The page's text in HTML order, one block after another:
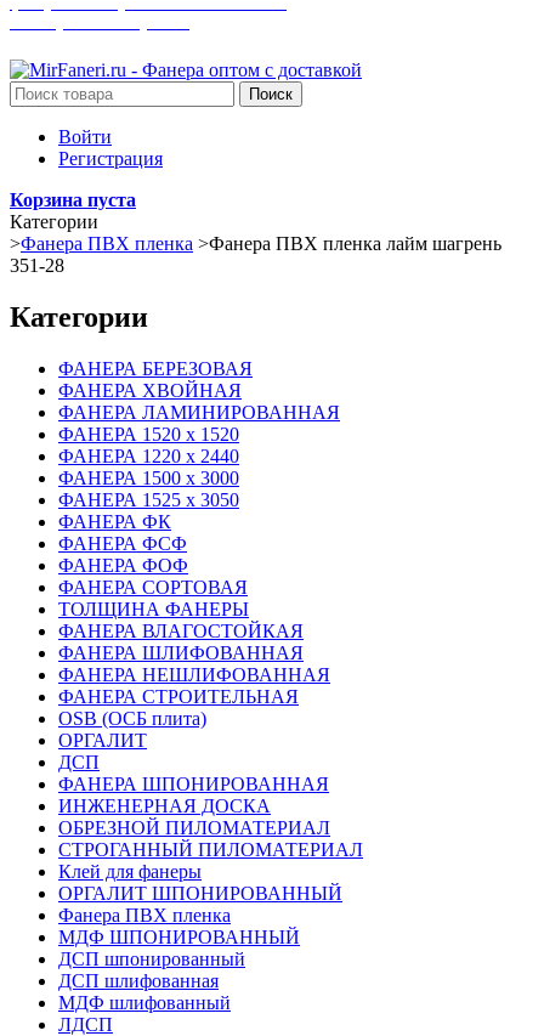
Поиск
Войти
Регистрация
Корзина пуста
Категории
>Фанера ПВХ пленка >Фанера ПВХ пленка лайм шагрень
351-28
Категории
ФАНЕРА БЕРЕЗОВАЯ
ФАНЕРА ХВОЙНАЯ
ФАНЕРА ЛАМИНИРОВАННАЯ
ФАНЕРА 1520 х 1520
ФАНЕРА 1220 х 2440
ФАНЕРА 1500 х 3000
ФАНЕРА 1525 х 3050
ФАНЕРА ФК
ФАНЕРА ФСФ
ФАНЕРА ФОФ
ФАНЕРА СОРТОВАЯ
ТОЛЩИНА ФАНЕРЫ
ФАНЕРА ВЛАГОСТОЙКАЯ
ФАНЕРА ШЛИФОВАННАЯ
ФАНЕРА НЕШЛИФОВАННАЯ
ФАНЕРА СТРОИТЕЛЬНАЯ
OSB (ОСБ плита)
ОРГАЛИТ
ДСП
ФАНЕРА ШПОНИРОВАННАЯ
ИНЖЕНЕРНАЯ ДОСКА
ОБРЕЗНОЙ ПИЛОМАТЕРИАЛ
СТРОГАННЫЙ ПИЛОМАТЕРИАЛ
Клей для фанеры
ОРГАЛИТ ШПОНИРОВАННЫЙ
Фанера ПВХ пленка
МДФ ШПОНИРОВАННЫЙ
ДСП шпонированный
ДСП шлифованная
МДФ шлифованный
ЛДСП